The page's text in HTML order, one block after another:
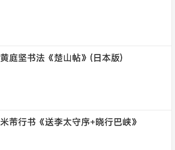
黄庭坚书法《楚山帖》(日本版)
米芾行书《送李太守序+晓行巴峡》